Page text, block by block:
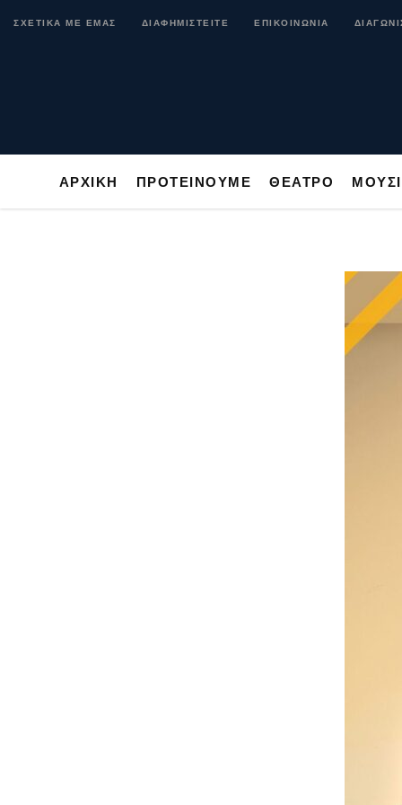
ΣΧΕΤΙΚΑ ΜΕ ΕΜΑΣ ΔΙΑΦΗΜΙΣΤΕΙΤΕ ΕΠΙΚΟΙΝΩΝΙΑ
ΑΡΧΙΚΗ ΠΡΟΤΕΙΝΟΥΜΕ ΘΕΑΤΡΟ
ΑΡΧΙΚΗ ΠΡΟΤΕΙΝΟΥΜΕ ΘΕΑΤΡΟ